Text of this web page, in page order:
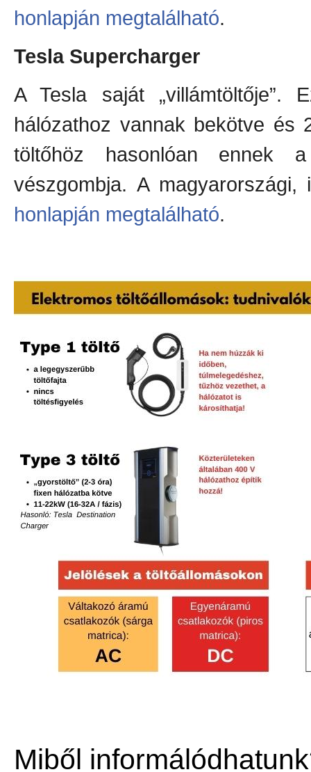
honlapján megtalálható.
Tesla Supercharger
A Tesla saját „villámtöltője”.
hálózathoz vannak bekötve és
töltőhöz hasonlóan ennek
vészgombja. A
honlapján megtalálható.
Miből